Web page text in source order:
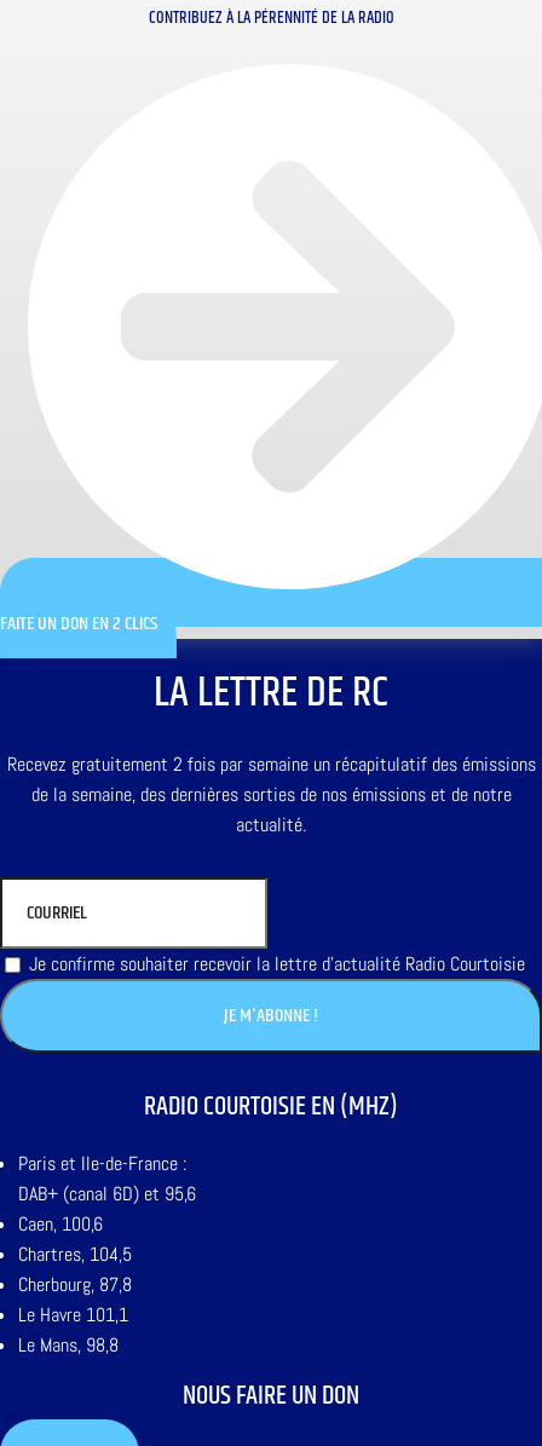
CONTRIBUEZ À LA PÉRENNITÉ DE LA RADIO
FAITE UN DON EN 2 CLICS
LA LETTRE DE RC
Recevez gratuitement 2 fois par semaine un récapitulatif des émissions
de la semaine, des dernières sorties de nos émissions et de notre
actualité.
Je confirme souhaiter recevoir la lettre d'actualité Radio Courtoisie
RADIO COURTOISIE EN (MHZ)
Paris et Ile-de-France :
DAB+ (canal 6D) et 95,6
Caen, 100,6
Chartres, 104,5
Cherbourg, 87,8
Le Havre 101,1
Le Mans, 98,8
NOUS FAIRE UN DON